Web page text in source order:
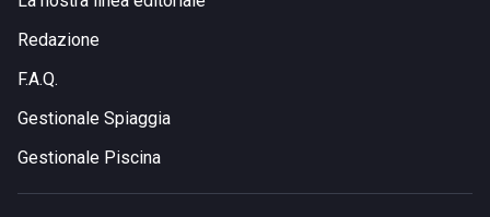
Redazione
F.A.Q.
Gestionale Spiaggia
Gestionale Piscina